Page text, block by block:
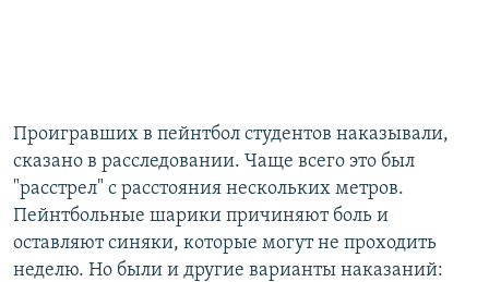
Проигравших в пейнтбол студентов наказывали,
сказано в расследовании. Чаще всего это был
"расстрел" с расстояния нескольких метров.
Пейнтбольные шарики причиняют боль и
оставляют синяки, которые могут не проходить
неделю. Но были и другие варианты наказаний: